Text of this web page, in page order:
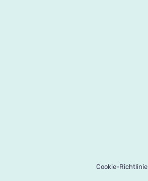
Cookie-Richtlinie